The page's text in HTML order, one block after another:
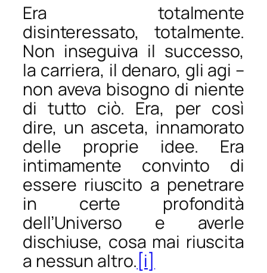
Era totalmente
disinteressato, totalmente.
Non inseguiva il successo,
la carriera, il denaro, gli agi –
non aveva bisogno di niente
di tutto ciò. Era, per così
dire, un asceta, innamorato
delle proprie idee. Era
intimamente convinto di
essere riuscito a penetrare
in certe profondità
dell’Universo e averle
dischiuse, cosa mai riuscita
a nessun altro. [i]